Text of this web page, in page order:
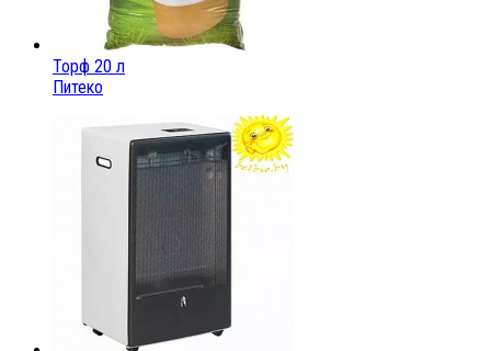
Торф 20 л
Питеко